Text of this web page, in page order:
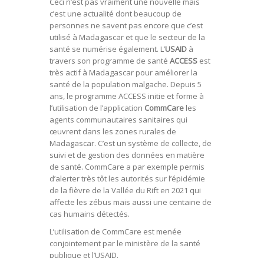
c’est une actualité dont beaucoup de
personnes ne savent pas encore que c’est
utilisé à Madagascar et que le secteur de la
santé se numérise également. L’USAID à
travers son programme de santé ACCESS est
très actif à Madagascar pour améliorer la
santé de la population malgache. Depuis 5
ans, le programme ACCESS initie et forme à
l’utilisation de l’application CommCare les
agents communautaires sanitaires qui
œuvrent dans les zones rurales de
Madagascar. C’est un système de collecte, de
suivi et de gestion des données en matière
de santé. CommCare a par exemple permis
d’alerter très tôt les autorités sur l’épidémie
de la fièvre de la Vallée du Rift en 2021 qui
affecte les zébus mais aussi une centaine de
cas humains détectés.
L’utilisation de CommCare est menée
conjointement par le ministère de la santé
publique et l’USAID.